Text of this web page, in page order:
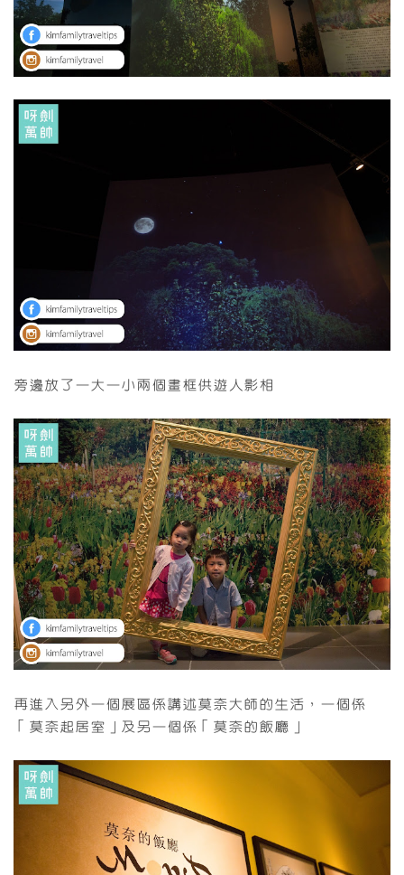
旁邊放了一大一小兩個畫框供遊人影相
再進入另外一個展區係講述莫奈大師的生活，一個係
「莫奈起居室」及另一個係「莫奈的飯廳」